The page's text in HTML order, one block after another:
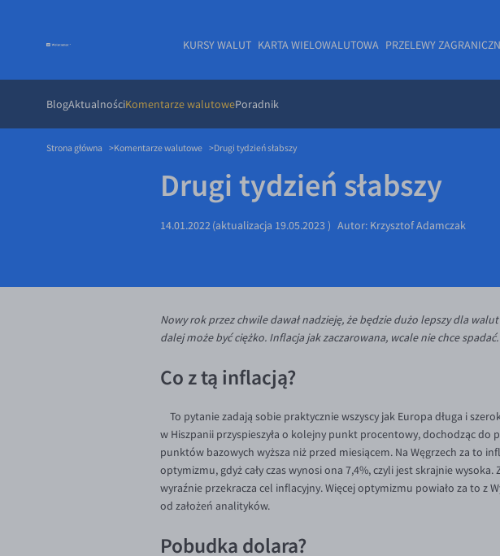
KURSY WALUT KARTA WIELOWALUTOWA PRZELEWY
BlogAktualnościKomentarze walutowePoradnik
Strona główna Komentarze walutowe Drugi tydzień słabszy
Drugi tydzień słabszy
14.01.2022(aktualizacja 19.05.2023 ) Autor: Krzysztof Adamczak
Nowy rok przez chwile dawał nadzieję, że będzie dużo lepszy dla
dalej może być ciężko. Inflacja jak zaczarowana, wcale nie chce spadać.
Co z tą inflacją?
To pytanie zadają sobie praktycznie wszyscy jak Europa długa i
w Hiszpanii przyspieszyła o kolejny punkt procentowy, dochodząc do
punktów bazowych wyższa niż przed miesiącem. Na Węgrzech za to
optymizmu, gdyż cały czas wynosi ona 7,4%, czyli jest skrajnie
wyraźnie przekracza cel inflacyjny. Więcej optymizmu powiało za to z
od założeń analityków.
Pobudka dolara?